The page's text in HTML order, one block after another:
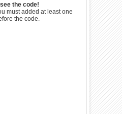
the code!
must added at least one
the code.